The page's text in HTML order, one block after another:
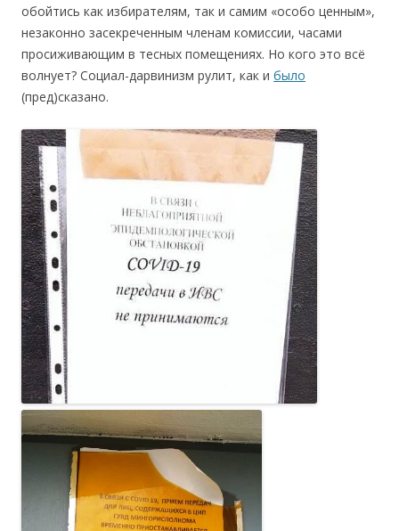
обойтись как избирателям, так и самим «особо ценным»,
незаконно засекреченным членам комиссии, часами
просиживающим в тесных помещениях. Но кого это всё
волнует? Cоциал-дарвинизм рулит, как и было
(пред)сказано.